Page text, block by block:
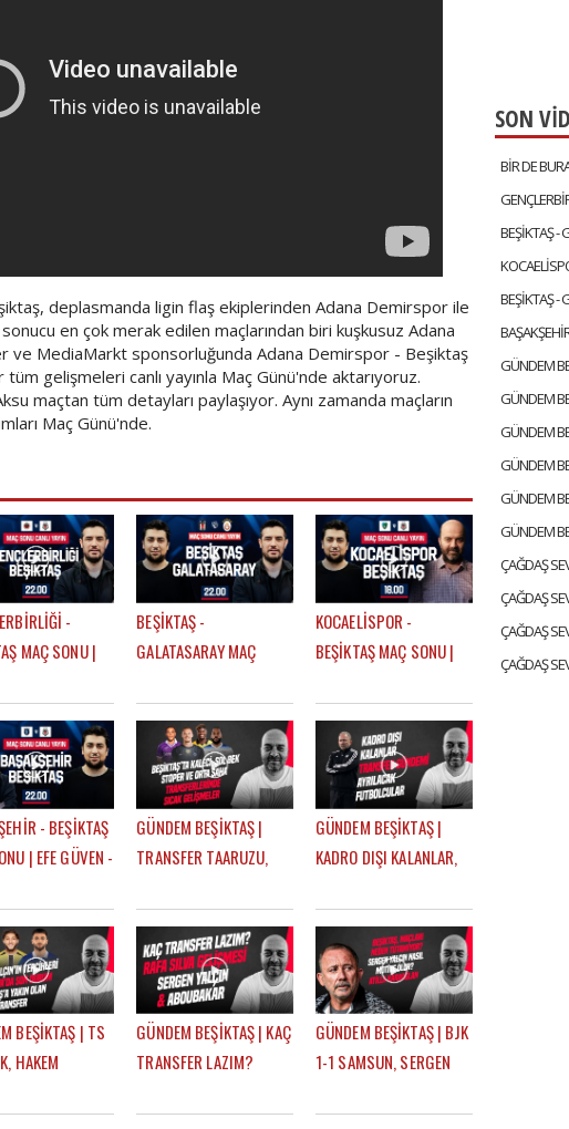
deplasmanda ligin flaş ekiplerinden Adana Demirspor ile
en çok merak edilen maçlarından biri kuşkusuz Adana
ve MediaMarkt sponsorluğunda Adana Demirspor - Beşiktaş
tüm gelişmeleri canlı yayınla Maç Günü'nde aktarıyoruz.
maçtan tüm detayları paylaşıyor. Aynı zamanda maçların
Maç Günü'nde.
-
MAÇ SONU |
BEŞİKTAŞ -
GALATASARAY MAÇ
MERT KURT
KOCAELİSPOR -
BEŞİKTAŞ MAÇ SONU |
SEVİNÇ
- BEŞİKTAŞ
| EFE GÜVEN -
GÜNDEM BEŞİKTAŞ |
TRANSFER TAARUZU,
AGBADOU, JORGENSEN,
STROEYKENS | ÇAĞDAŞ
SEVİNÇ
GÜNDEM BEŞİKTAŞ |
KADRO DIŞI KALANLAR,
AYRILACAK
FUTBOLCULAR | ÇAĞDAŞ
SEVİNÇ
BEŞİKTAŞ | TS
HAKEM
AGBADOU,
GÜNDEM BEŞİKTAŞ | KAÇ
TRANSFER LAZIM?
SILVA GELİŞMESİ,
GÜNDEM BEŞİKTAŞ | BJK
1-1 SAMSUN, SERGEN
KARAOĞLAN, İLK 11
SON
BEŞİKTAŞ -
BEŞİKTAŞ -